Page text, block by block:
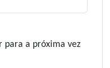
para a próxima vez